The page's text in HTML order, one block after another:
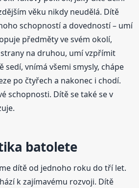
věku nikdy neudělá. Dítě
schopností a dovedností – umí
předměty ve svém okolí,
na druhou, umí vzpřímit
sedí, vnímá všemi smysly, chápe
po čtyřech a nakonec i chodí.
schopnosti. Dítě se také se v
batolete
dítě od jednoho roku do tří let.
k zajímavému rozvoji. Dítě